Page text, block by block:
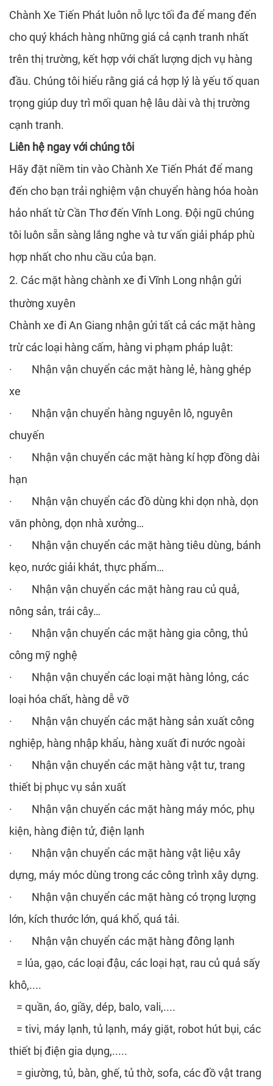
Chành Xe Tiến Phát luôn nỗ lực tối đa để mang đến
cho quý khách hàng những giá cả cạnh tranh nhất
trên thị trường, kết hợp với chất lượng dịch vụ hàng
đầu. Chúng tôi hiểu rằng giá cả hợp lý là yếu tố quan
trọng giúp duy trì mối quan hệ lâu dài và thị trường
cạnh tranh.
Liên hệ ngay với chúng tôi
Hãy đặt niềm tin vào Chành Xe Tiến Phát để mang
đến cho bạn trải nghiệm vận chuyển hàng hóa hoàn
hảo nhất từ Cần Thơ đến Vĩnh Long. Đội ngũ chúng
tôi luôn sẵn sàng lắng nghe và tư vấn giải pháp phù
hợp nhất cho nhu cầu của bạn.
2. Các mặt hàng chành xe đi Vĩnh Long nhận gửi
thường xuyên
Chành xe đi An Giang nhận gửi tất cả các mặt hàng
trừ các loại hàng cấm, hàng vi phạm pháp luật:
· Nhận vận chuyển các mặt hàng lẻ, hàng ghép
xe
· Nhận vận chuyển hàng nguyên lô, nguyên
chuyến
· Nhận vận chuyển các mặt hàng kí hợp đồng dài
hạn
· Nhận vận chuyển các đồ dùng khi dọn nhà, dọn
văn phòng, dọn nhà xưởng…
· Nhận vận chuyển các mặt hàng tiêu dùng, bánh
kẹo, nước giải khát, thực phẩm…
· Nhận vận chuyển các mặt hàng rau củ quả,
nông sản, trái cây…
· Nhận vận chuyển các mặt hàng gia công, thủ
công mỹ nghệ
· Nhận vận chuyển các loại mặt hàng lỏng, các
loại hóa chất, hàng dễ vỡ
· Nhận vận chuyển các mặt hàng sản xuất công
nghiệp, hàng nhập khẩu, hàng xuất đi nước ngoài
· Nhận vận chuyển các mặt hàng vật tư, trang
thiết bị phục vụ sản xuất
· Nhận vận chuyển các mặt hàng máy móc, phụ
kiện, hàng điện tử, điện lạnh
· Nhận vận chuyển các mặt hàng vật liệu xây
dựng, máy móc dùng trong các công trình xây dựng.
· Nhận vận chuyển các mặt hàng có trọng lượng
lớn, kích thước lớn, quá khổ, quá tải.
· Nhận vận chuyển các mặt hàng đông lạnh
= lúa, gạo, các loại đậu, các loại hạt, rau củ quả sấy
khô,....
= quần, áo, giầy, dép, balo, vali,....
= tivi, máy lạnh, tủ lạnh, máy giặt, robot hút bụi, các
thiết bị điện gia dụng,.....
= giường, tủ, bàn, ghế, tủ thờ, sofa, các đồ vật trang